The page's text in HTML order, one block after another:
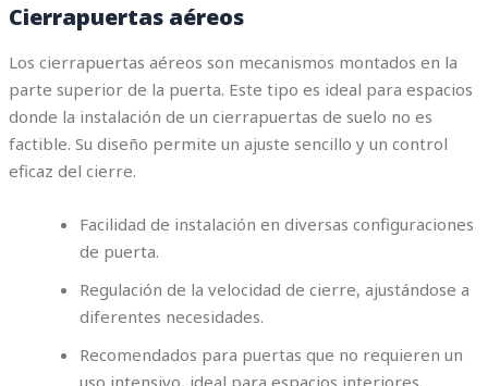
Cierrapuertas aéreos
Los cierrapuertas aéreos son mecanismos montados en la
parte superior de la puerta. Este tipo es ideal para espacios
donde la instalación de un cierrapuertas de suelo no es
factible. Su diseño permite un ajuste sencillo y un control
eficaz del cierre.
Facilidad de instalación en diversas configuraciones
de puerta.
Regulación de la velocidad de cierre, ajustándose a
diferentes necesidades.
Recomendados para puertas que no requieren un
uso intensivo, ideal para espacios interiores.